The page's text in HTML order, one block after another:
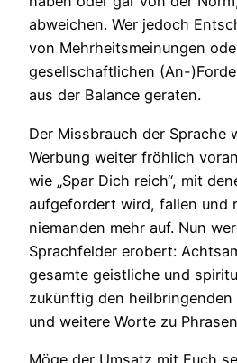
abweichen. Wer jedoch
von Mehrheitsmeinungen
gesellschaftlichen (An-
aus der Balance geraten.
Der Missbrauch der Sprache
Werbung weiter fröhlich
wie „Spar Dich reich“, mit
aufgefordert wird, fallen und
niemanden mehr auf. Nun
Sprachfelder erobert:
gesamte geistliche und
zukünftig den heilbringenden
und weitere Worte zu
Möge der Umsatz mit Euch